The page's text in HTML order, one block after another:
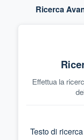
Ricerca
Effettua la
Testo di ricerca